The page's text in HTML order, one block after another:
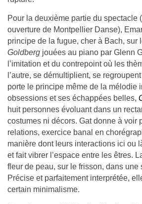
Pour la deuxième partie du spectacle
ouverture de Montpellier Danse),
principe de la fugue, cher à Bach, sur
Goldberg jouées au piano par Glenn
l’imitation et du contrepoint où les
l’autre, se démultiplient, se
porte le principe même de la mélodie
obsessions et ses échappées belles,
huit personnes évoluant dans un
costumes ni décors. Gat donne à voir
relations, exercice banal en
manière dont leurs interactions ici ou
et fait vibrer l’espace entre les êtres.
fleur de peau, sur le frisson, dans une
Précise et parfaitement interprétée,
certain minimalisme.